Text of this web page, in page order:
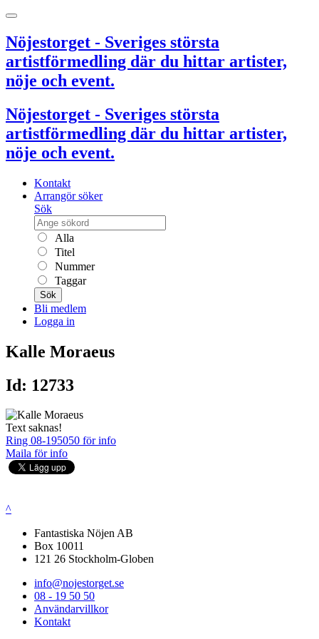
Nöjestorget - Sveriges största
artistförmedling där du hittar artister,
nöje och event.
Nöjestorget - Sveriges största
artistförmedling där du hittar artister,
nöje och event.
Kontakt
Arrangör söker
Sök
Alla
Titel
Nummer
Taggar
Sök
Bli medlem
Logga in
Kalle Moraeus
Id: 12733
Text saknas!
Ring 08-195050 för info
Maila för info
^
Fantastiska Nöjen AB
Box 10011
121 26 Stockholm-Globen
info@nojestorget.se
08 - 19 50 50
Användarvillkor
Kontakt